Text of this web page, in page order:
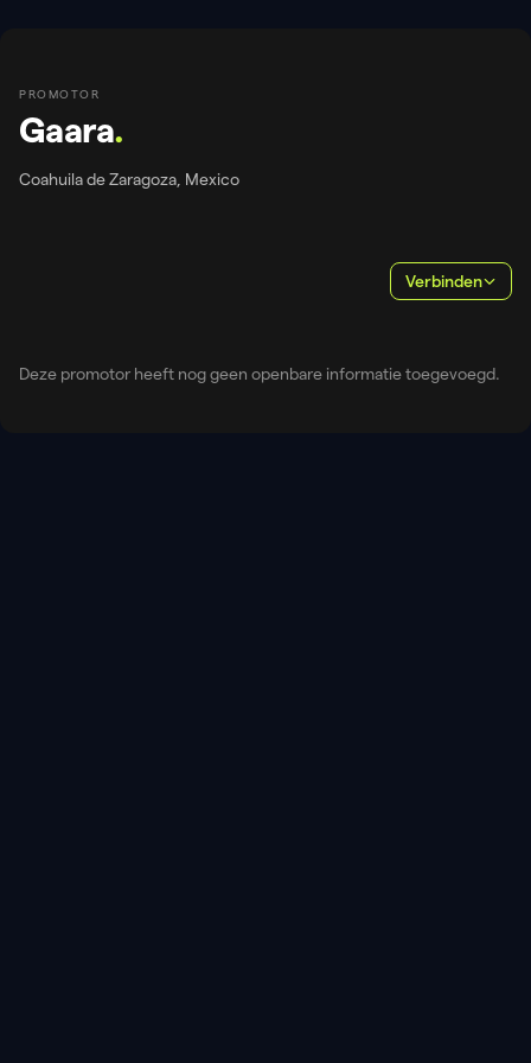
PROMOTOR
Gaara.
Coahuila de Zaragoza, Mexico
Verbinden
Deze promotor heeft nog geen openbare informatie toegevoegd.